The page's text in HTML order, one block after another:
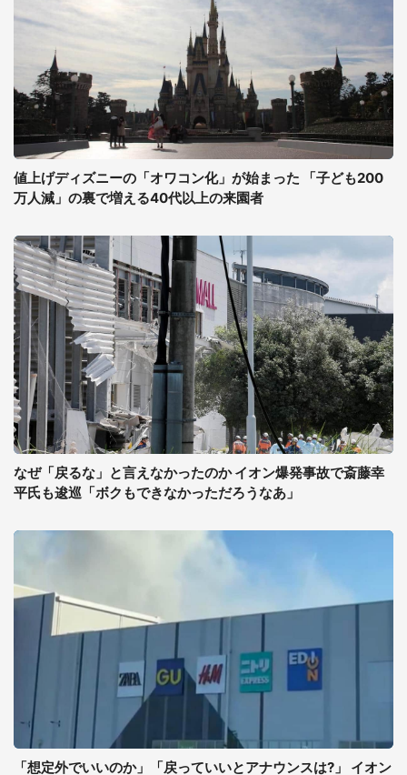
値上げディズニーの「オワコン化」が始まった 「子ども200
万人減」の裏で増える40代以上の来園者
なぜ「戻るな」と言えなかったのか イオン爆発事故で斎藤幸
平氏も逡巡「ボクもできなかっただろうなあ」
「想定外でいいのか」「戻っていいとアナウンスは?」 イオン